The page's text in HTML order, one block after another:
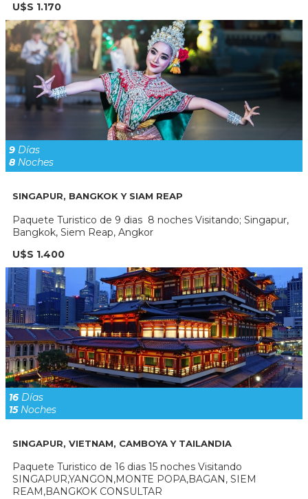
U$S 1.170
9 Días
8 Noches
SINGAPUR, BANGKOK Y SIAM REAP
Paquete Turistico de 9 dias 8 noches Visitando; Singapur,
Bangkok, Siem Reap, Angkor
U$S 1.400
16 Días
15Noches
SINGAPUR, VIETNAM, CAMBOYA Y TAILANDIA
Paquete Turistico de 16 dias 15 noches Visitando
SINGAPUR,YANGON,MONTE POPA,BAGAN, SIEM
REAM,BANGKOK CONSULTAR